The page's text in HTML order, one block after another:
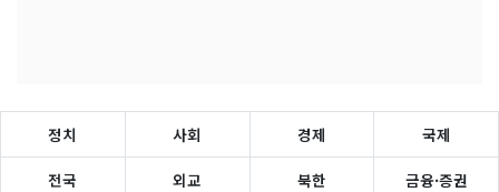
정치 사회 경제 국제
전국 외교 북한 금융·증권